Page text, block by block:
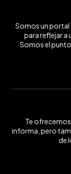
Somos un
para reflejar a
Somos el
Te
informa, pero
de